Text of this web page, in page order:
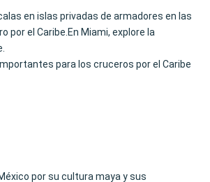
en islas privadas de armadores en las
el Caribe.En Miami, explore la
para los cruceros por el Caribe
por su cultura maya y sus